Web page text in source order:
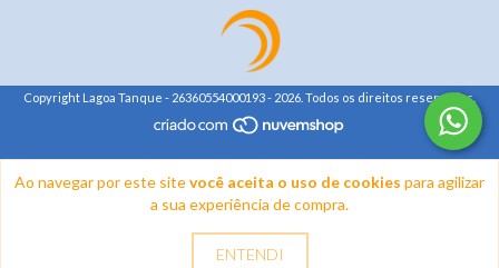
Ao navegar por este sitevocê aceita o uso de cookies para agilizar
a sua experiência de compra.
ENTENDI
Copyright Lagoa Tanque - 26360554000193 - 2026. Todos os direitos reservados.